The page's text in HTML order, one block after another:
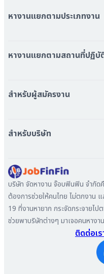
หางานแยกตามประเภทงาน
หมวดหมู่บริษัททั้งหมด
หางานแยกตามสถานที่ปฏิบั
หางาน กรุงเทพมหานคร
หางาน เชียงใหม่
หางาน สมุทรสาคร
หางาน ระยอง
หางาน สมุทรสาหางาน ภูเ
หางาน พระนครศรีอยุธยา
สำหรับผู้สมัครงาน
เข้าสู่ระบบ
สำหรับบริษัท
ลงประกาศรับสมัครงาน
ค้นหาผู้สมัครงาน
ลงโฆษณา
บริษัท จัดหางาน จ๊อบฟินฟิน จำกั
ต้องการช่วยให้คนไทย ไม่ตกงาน แ
19 ที่งานหายาก กระจัดกระจายไ
ช่วยพาบริษัทต่างๆ มาเจอคนหาง
ติดต่อเร